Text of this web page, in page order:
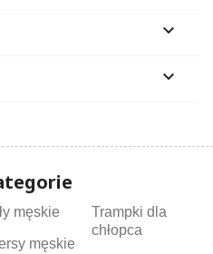


męskie
męskie
Trampki dla
chłopca